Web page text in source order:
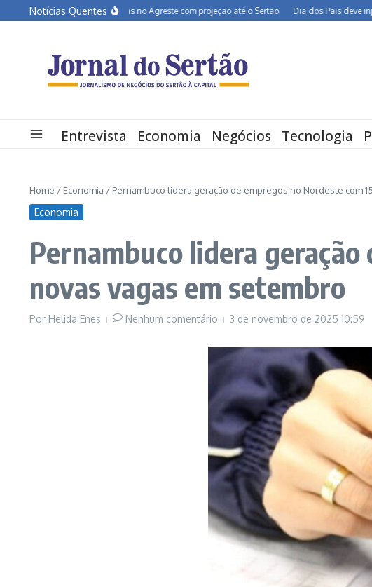
Ir para o conteúdo
Notícias Quentes
BR-232 entra em obras no Agreste com projeção até o Sertão Dia dos Pais deve injetar R$
Entrevista Economia Negócios Tecnologia
Home / Economia / Pernambuco lidera geração de empregos no Nordeste com
Economia
Pernambuco lidera
novas vagas em setembro
Por Helida Enes Nenhum comentário 3 de novembro de 2025 10:59